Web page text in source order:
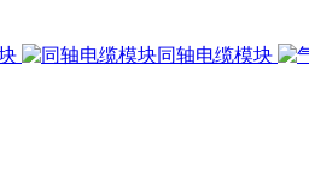
同轴电缆模块